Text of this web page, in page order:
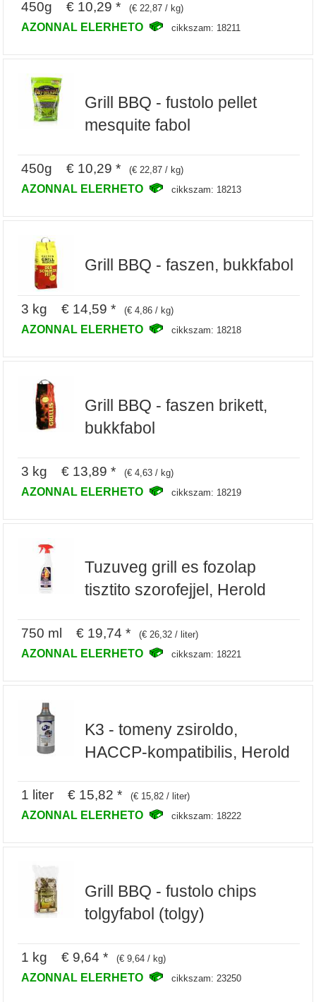
450g € 10,29 * (€ 22,87 / kg)
AZONNAL ELERHETO cikkszam: 18211
Grill BBQ - fustolo pellet
mesquite fabol
450g € 10,29 * (€ 22,87 / kg)
AZONNAL ELERHETO cikkszam: 18213
Grill BBQ - faszen, bukkfabol
3 kg € 14,59 * (€ 4,86 / kg)
AZONNAL ELERHETO cikkszam: 18218
Grill BBQ - faszen brikett,
bukkfabol
3 kg € 13,89 * (€ 4,63 / kg)
AZONNAL ELERHETO cikkszam: 18219
Tuzuveg grill es fozolap
tisztito szorofejjel, Herold
750 ml € 19,74 * (€ 26,32 / liter)
AZONNAL ELERHETO cikkszam: 18221
K3 - tomeny zsiroldo,
HACCP-kompatibilis, Herold
1 liter € 15,82 * (€ 15,82 / liter)
AZONNAL ELERHETO cikkszam: 18222
Grill BBQ - fustolo chips
tolgyfabol (tolgy)
1 kg € 9,64 * (€ 9,64 / kg)
AZONNAL ELERHETO cikkszam: 23250